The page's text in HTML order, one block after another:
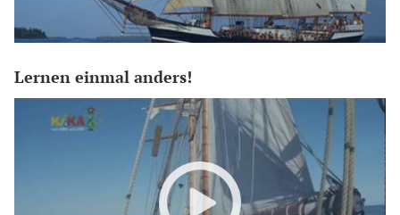
Lernen einmal anders!